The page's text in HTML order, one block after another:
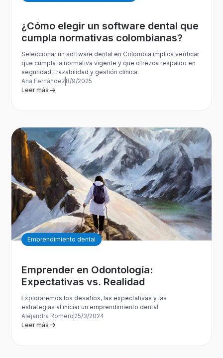
¿Cómo elegir un software dental que
cumpla normativas colombianas?
Seleccionar un software dental en Colombia implica verificar
que cumpla la normativa vigente y que ofrezca respaldo en
seguridad, trazabilidad y gestión clínica.
Ana Fernández 8/9/2025
Leer más
Emprendimiento dental
Emprender en Odontología:
Expectativas vs. Realidad
Exploraremos los desafíos, las expectativas y las
estrategias al iniciar un emprendimiento dental.
Alejandra Romero 25/3/2024
Leer más